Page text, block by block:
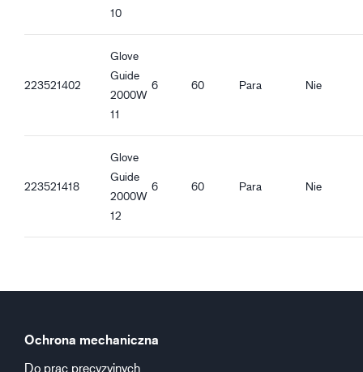
10
223521402
Glove
Guide
2000W
11
6 60 Para Nie
223521418
Glove
Guide
2000W
12
6 60 Para Nie
Ochrona mechaniczna
Do prac precyzyjnych